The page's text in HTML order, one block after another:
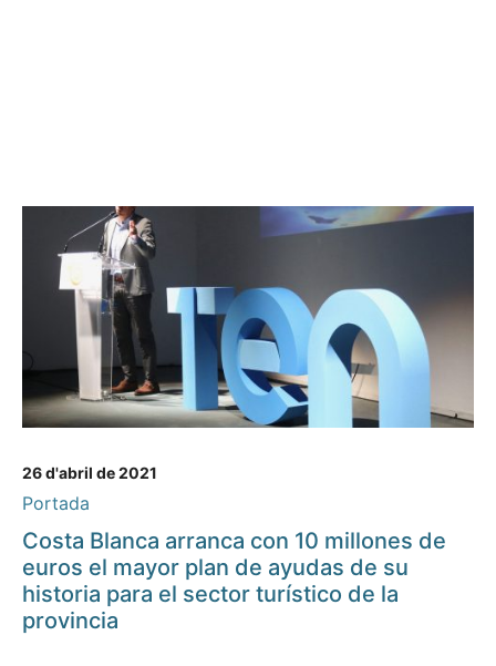
26 d'abril de 2021
Portada
Costa Blanca arranca con 10 millones de
euros el mayor plan de ayudas de su
historia para el sector turístico de la
provincia